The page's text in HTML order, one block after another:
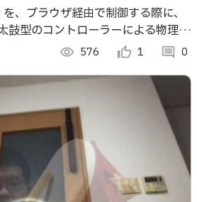
（ブラウザでの処理）
、ブラウザ経由で制御する際に、
鼓型のコントローラーによる物理的
かけに使います
visibility 576 thumb_up_alt 1 comment 0